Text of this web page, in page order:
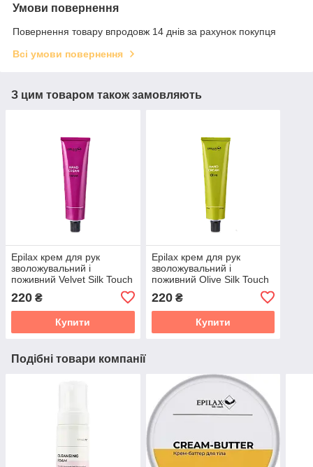
Умови повернення
Повернення товару впродовж 14 днів за рахунок покупця
Всі умови повернення
З цим товаром також замовляють
Epilax крем для рук
зволожувальний і
поживний Velvet Silk Touch
220 ₴
Купити
Epilax крем для рук
зволожувальний і
поживний Olive Silk Touch
220₴
Купити
Подібні товари компанії